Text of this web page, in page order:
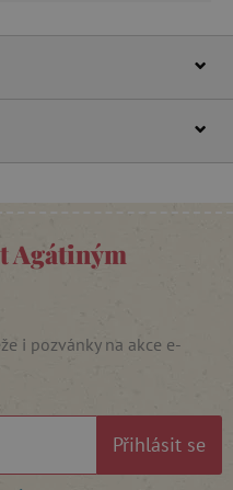
Agátiným
i pozvánky na akce e-
Přihlásit se